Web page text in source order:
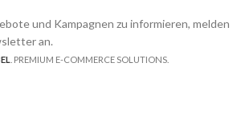
und Kampagnen zu informieren, melden
an.
. PREMIUM E-COMMERCE SOLUTIONS.